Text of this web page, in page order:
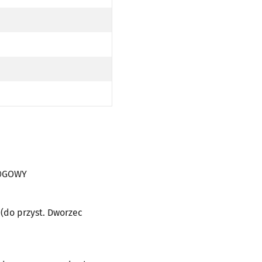
DWORZEC NADODRZE PO TRASIE)
(DO PRZYST. DWORZEC NADODRZE PO TRASIE)
20
PRZEZ TRAMWAJ NISKOPODŁOGOWY
DWORZEC NADODRZE PO TRASIE); N - KURS OBSŁUGIWANY PRZEZ TRAMWAJ
przyst. Dworzec